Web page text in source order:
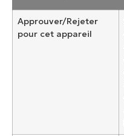
Approuver/Rejeter
pour cet appareil